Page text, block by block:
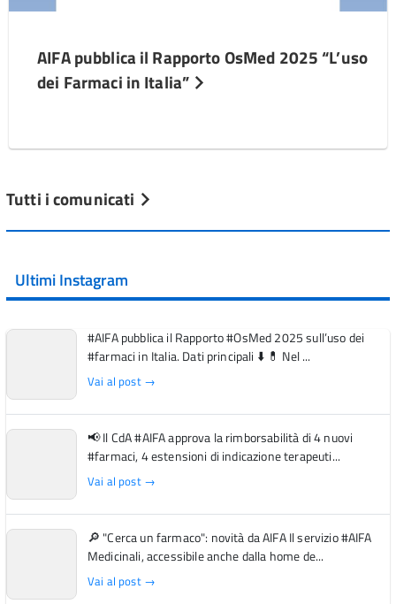
AIFA pubblica il Rapporto OsMed 2025 “L’uso
dei Farmaci in Italia”
Tutti i comunicati
Ultimi Instagram
#AIFA pubblica il Rapporto #OsMed 2025 sull’uso dei
#farmaci in Italia. Dati principali ⬇️ 💊 Nel ...
Vai al post →
📢 Il CdA #AIFA approva la rimborsabilità di 4 nuovi
#farmaci, 4 estensioni di indicazione terapeuti...
Vai al post →
🔎 "Cerca un farmaco": novità da AIFA Il servizio #AIFA
Medicinali, accessibile anche dalla home de...
Vai al post →